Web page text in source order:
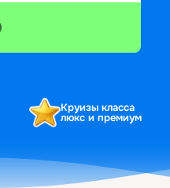
Круизы класса
люкс и премиум